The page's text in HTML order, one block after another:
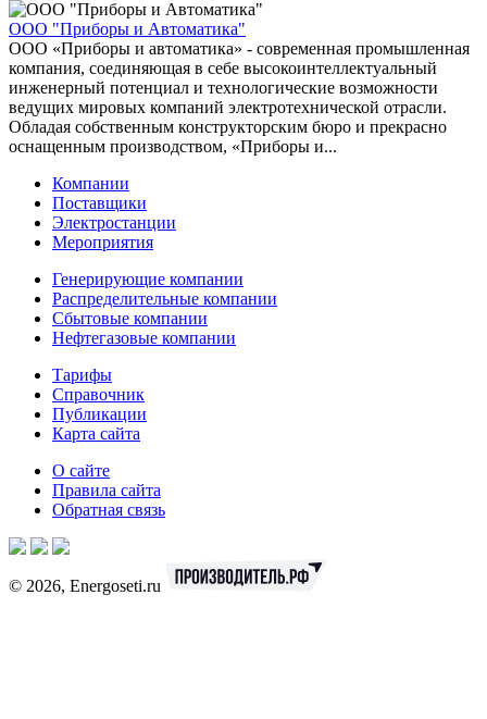
ООО "Приборы и Автоматика"
ООО «Приборы и автоматика» - современная промышленная
компания, соединяющая в себе высокоинтеллектуальный
инженерный потенциал и технологические возможности
ведущих мировых компаний электротехнической отрасли.
Обладая собственным конструкторским бюро и прекрасно
оснащенным производством, «Приборы и...
Компании
Поставщики
Электростанции
Мероприятия
Генерирующие компании
Распределительные компании
Сбытовые компании
Нефтегазовые компании
Тарифы
Справочник
Публикации
Карта сайта
О сайте
Правила сайта
Обратная связь
© 2026, Energoseti.ru